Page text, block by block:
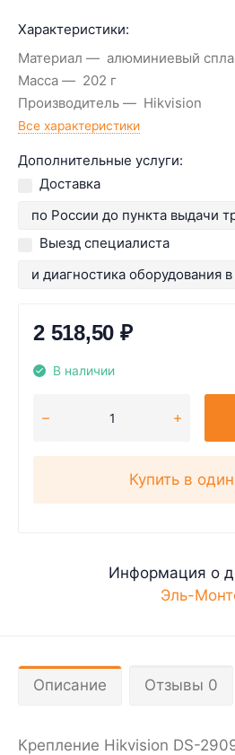
Характеристики:
Материал
алюминиевый
Масса
202 г
Производитель
Hikvision
Все характеристики
Дополнительные услуги:
Доставка
Выезд специалиста
2 518,50 ₽
В наличии
Купить в
Информация о
Эль-
Описание Отзывы 0
Крепление Hikvision DS-